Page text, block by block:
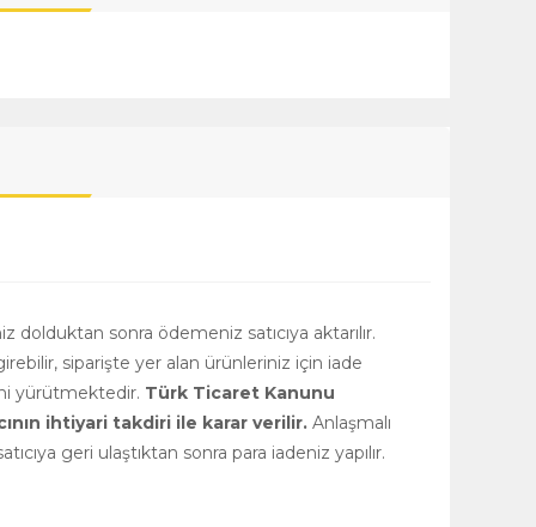
dolduktan sonra ödemeniz satıcıya aktarılır.
siparişte yer alan ürünleriniz için iade
yürütmektedir. Türk Ticaret Kanunu
ihtiyari takdiri ile karar verilir. Anlaşmalı
geri ulaştıktan sonra para iadeniz yapılır.